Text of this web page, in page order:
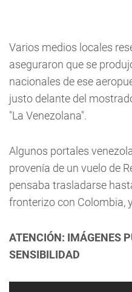
Varios medios locales
aseguraron que se
nacionales de ese
justo delante del
"La Venezolana".
Algunos portales
provenía de un vuelo de
pensaba trasladarse
fronterizo con Colombia,
ATENCIÓN: IMÁGENES
SENSIBILIDAD